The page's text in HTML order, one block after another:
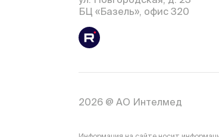
БЦ «Базель», офис 320
2026 @ АО Интелмед